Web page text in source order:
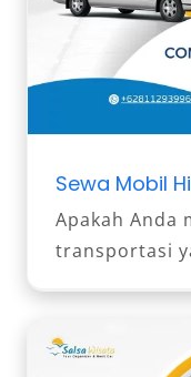
Sewa Mobil
Apakah Anda
transportasi